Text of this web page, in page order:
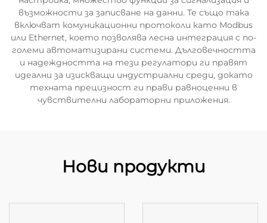
възможности за записване на данни. Те също така
включват комуникационни протоколи като Modbus
или Ethernet, което позволява лесна интеграция с по-
големи автоматизирани системи. Дълговечността
и надеждността на тези регулатори ги правят
идеални за изискващи индустриални среди, докато
техната прецизност ги прави равноценни в
чувствителни лабораторни приложения.
Нови продукти